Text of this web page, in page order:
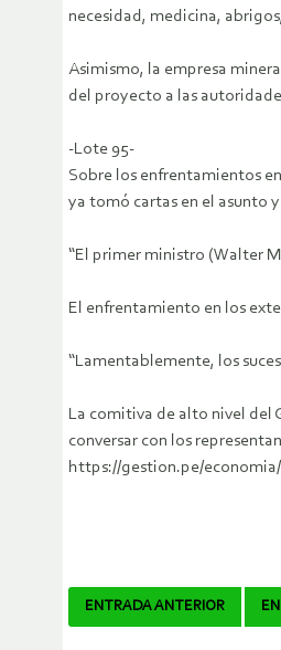
necesidad, medicina,
Asimismo, la empresa
del proyecto a las
-Lote 95-
Sobre los enfrentamientos
ya tomó cartas en el asunto
“El primer ministro (Walter
El enfrentamiento en los
“Lamentablemente, los
La comitiva de alto nivel del
conversar con los
https://gestion.pe/
Navegador
ENTRADA ANTERIOR